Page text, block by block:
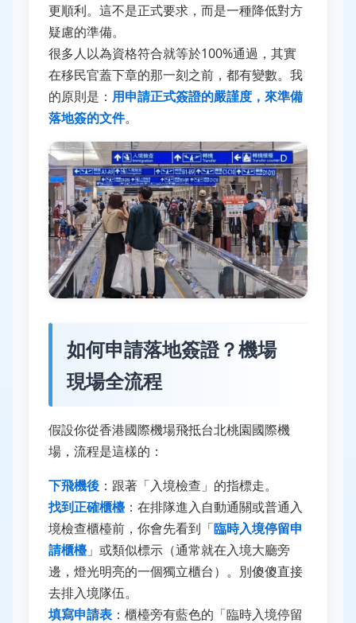
更順利。這不是正式要求，而是一種降低對方
疑慮的準備。
很多人以為資格符合就等於100%通過，其實
在移民官蓋下章的那一刻之前，都有變數。我
的原則是： 用申請正式簽證的嚴謹度，來準備
落地簽的文件。
如何申請落地簽證？機場
現場全流程
假設你從香港國際機場飛抵台北桃園國際機
場，流程是這樣的：
下飛機後 ：跟著「入境檢查」的指標走。
找到正確櫃檯 ：在排隊進入自動通關或普通入
境檢查櫃檯前，你會先看到「臨時入境停留申
請櫃檯 」或類似標示（通常就在入境大廳旁
邊，燈光明亮的一個獨立櫃台）。別傻傻直接
去排入境隊伍。
填寫申請表 ：櫃檯旁有藍色的「臨時入境停留